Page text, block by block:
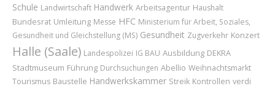
Schule Landwirtschaft Handwerk Arbeitsagentur Haushalt
Bundesrat Umleitung Messe HFC Ministerium für Arbeit, Soziales,
Gesundheit und Gleichstellung (MS) Gesundheit Zugverkehr Konzert
Halle (Saale) Landespolizei IG BAU Ausbildung DEKRA
Stadtmuseum Führung Durchsuchungen Abellio Weihnachtsmarkt
Tourismus Baustelle Handwerkskammer Streik Kontrollen verdi